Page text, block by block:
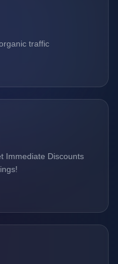
traffic
Immediate Discounts